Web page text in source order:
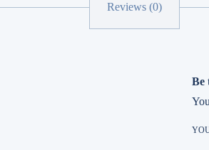
Reviews (0)